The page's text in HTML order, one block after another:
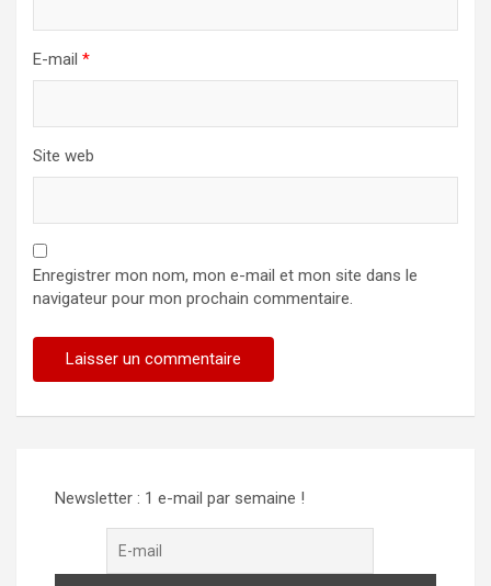
E-mail *
Site web
Enregistrer mon nom, mon e-mail et mon site dans le
navigateur pour mon prochain commentaire.
Newsletter : 1 e-mail par semaine !